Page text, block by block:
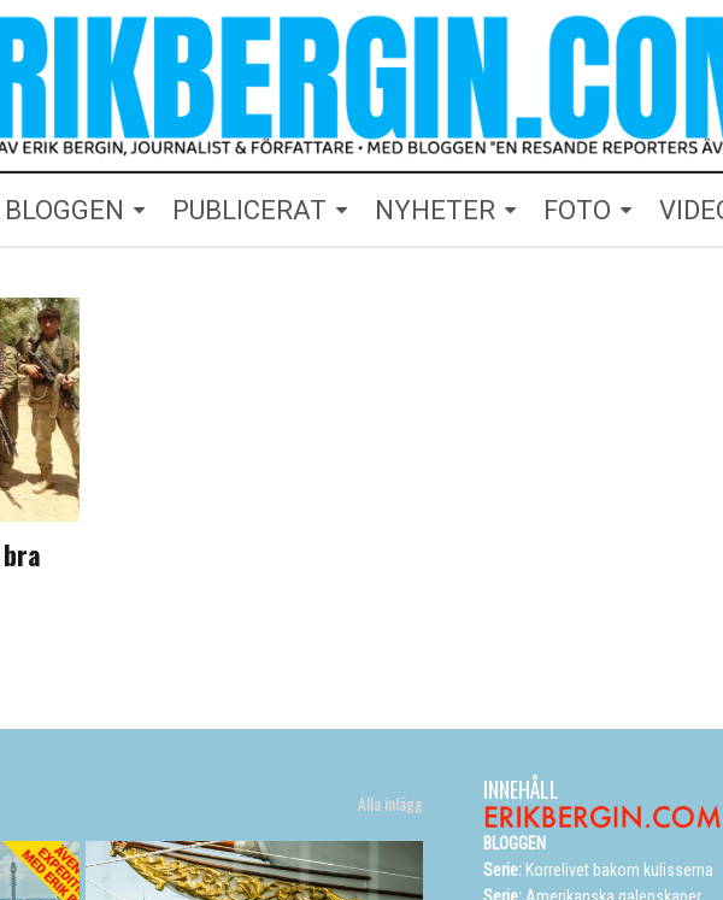
BLOGGEN PUBLICERAT NYHETER FOTO
Alla inlägg INNEHÅLL
BLOGGEN
Serie: Korrelivet bakom kulisserna